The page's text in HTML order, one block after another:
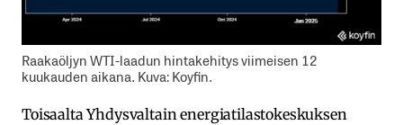
Raakaöljyn WTI-laadun hintakehitys viimeisen 12
kuukauden aikana. Kuva: Koyfin.
Toisaalta Yhdysvaltain energiatilastokeskuksen